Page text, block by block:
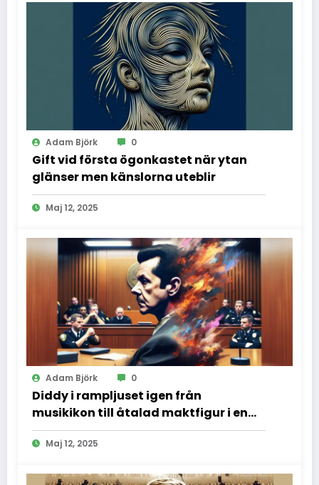
Adam Björk 0
Gift vid första ögonkastet när ytan
glänser men känslorna uteblir
Maj 12, 2025
Adam Björk 0
Diddy i rampljuset igen från
musikikon till åtalad maktfigur i en
dramatisk rättssal
Maj 12, 2025